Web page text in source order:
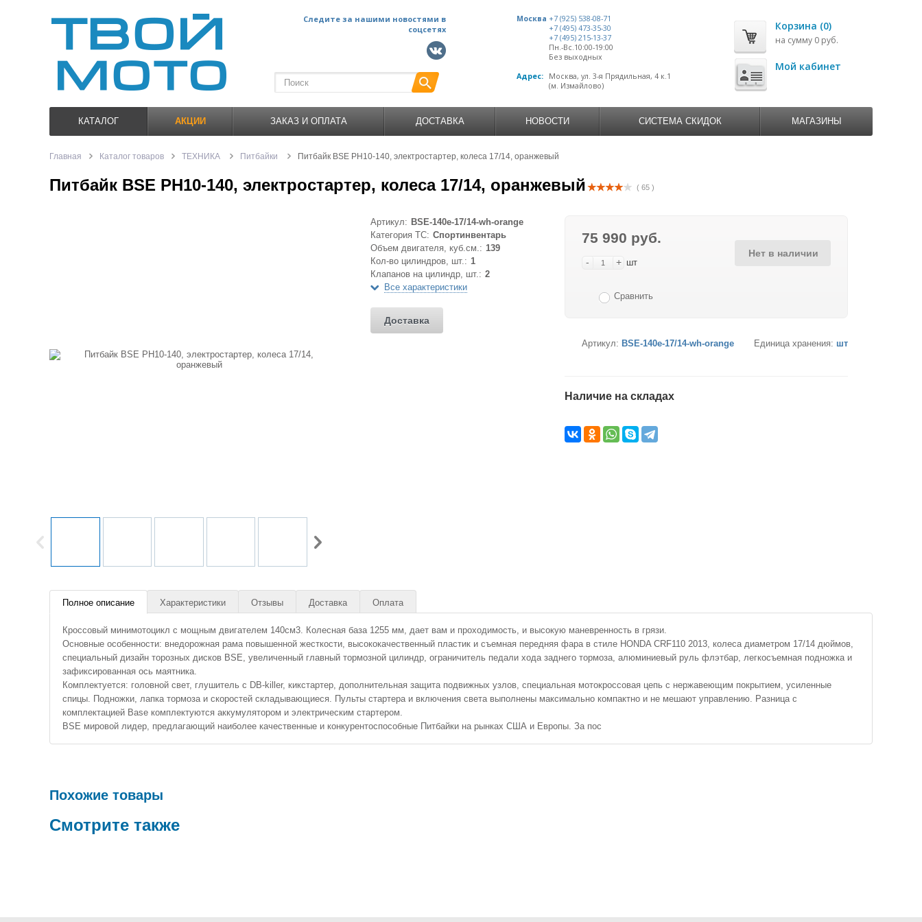
Следите за нашими новостями в
соцсетях
Москва +7 (925) 538-08-71
+7 (495) 473-35-30
+7 (495) 215-13-37
Пн.-Вс.10:00-19:00
Без выходных
Адрес:
Москва, ул. 3-я Прядильная, 4 к.1
(м. Измайлово)
Корзина (0)
на сумму 0 руб.
Мой кабинет
КАТАЛОГ АКЦИИ ЗАКАЗ И ОПЛАТА ДОСТАВКА НОВОСТИ СИСТЕМА СКИДОК МАГАЗИНЫ
Главная Каталог товаров ТЕХНИКА Питбайки Питбайк BSE PH10-140, электростартер, колеса 17/14, оранжевый
Питбайк BSE PH10-140, электростартер, колеса 17/14, оранжевый ( 65 )
75 990 руб.
- + шт
Нет в наличии
Сравнить
Артикул: BSE-140e-17/14-wh-orange Единица хранения: шт
Наличие на складах
Артикул: BSE-140e-17/14-wh-orange
Категория ТС: Спортинвентарь
Объем двигателя, куб.см.: 139
Кол-во цилиндров, шт.: 1
Клапанов на цилиндр, шт.: 2
Все характеристики
Доставка
Полное описание Характеристики Отзывы Доставка Оплата
Кроссовый минимотоцикл с мощным двигателем 140см3. Колесная база 1255 мм, дает вам и проходимость, и высокую маневренность в грязи.
Основные особенности: внедорожная рама повышенной жесткости, высококачественный пластик и съемная передняя фара в стиле HONDA CRF110 2013, колеса диаметром 17/14 дюймов,
специальный дизайн торозных дисков BSE, увеличенный главный тормозной цилиндр, ограничитель педали хода заднего тормоза, алюминиевый руль флэтбар, легкосъемная подножка и
зафиксированная ось маятника.
Комплектуется: головной свет, глушитель с DB-killer, кикстартер, дополнительная защита подвижных узлов, специальная мотокроссовая цепь с нержавеющим покрытием, усиленные
спицы. Подножки, лапка тормоза и скоростей складывающиеся. Пульты стартера и включения света выполнены максимально компактно и не мешают управлению. Разница с
комплектацией Base комплектуются аккумулятором и электрическим стартером.
BSE мировой лидер, предлагающий наиболее качественные и конкурентоспособные Питбайки на рынках США и Европы. За пос
Похожие товары
Смотрите также